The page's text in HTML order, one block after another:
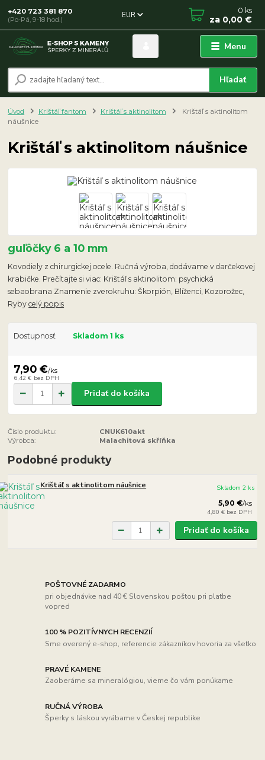
Menu
EUR
Hľadať
+420 723 381 870
(Po-Pá, 9-18 hod.)
0 ks
za 0,00 €
Úvod Krištáľ fantom Krištáľ s aktinolitom
Krištáľ s aktinolitom
náušnice
Krištáľ s aktinolitom náušnice
guľôčky 6 a 10 mm
Kovodiely z chirurgickej ocele. Ručná výroba, dodávame v darčekovej
krabičke. Prečítajte si viac: Krištáľ s aktinolitom: psychická
sebaobrana Znamenie zverokruhu: Škorpión, Blíženci, Kozorožec,
Rybycelý popis
Dostupnosť Skladom 1 ks
7,90 €/ks
6,42 € bez DPH
Pridať do košíka
Číslo produktu:
CNUK610akt
Výrobca:
Malachitová skříňka
Podobné produkty
Krištáľ s aktinolitom náušnice
5,90 €/ks
4,80 € bez DPH
Skladom 2 ks
Pridať do košíka
POŠTOVNÉ ZADARMO
pri objednávke nad 40 € Slovenskou poštou pri platbe
vopred
100 % POZITÍVNYCH RECENZIÍ
Sme overený e-shop, referencie zákazníkov hovoria za všetko
PRAVÉ KAMENE
Zaoberáme sa mineralógiou, vieme čo vám ponúkame
RUČNÁ VÝROBA
Šperky s láskou vyrábame v Českej republike